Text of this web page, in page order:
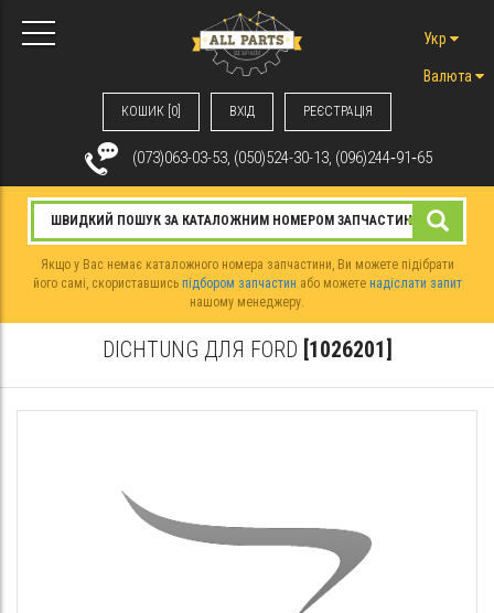
КОШИК [0] ВХIД РЕЄСТРАЦІЯ
Укр
Валюта
(073)063-03-53, (050)524-30-13, (096)244‑91‑65
Якщо у Вас немає каталожного номера запчастини, Ви можете підібрати
його самі, скориставшись підбором запчастин або можете надіслати запит
нашому менеджеру.
DICHTUNG ДЛЯ FORD [1026201]